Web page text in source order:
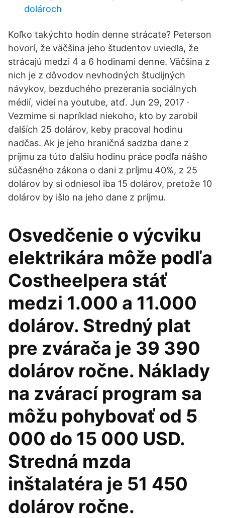
dolároch
Koľko takýchto hodín denne strácate? Peterson
hovorí, že väčšina jeho študentov uviedla, že
strácajú medzi 4 a 6 hodinami denne. Väčšina z
nich je z dôvodov nevhodných študijných
návykov, bezduchého prezerania sociálnych
médií, videí na youtube, atď. Jun 29, 2017 ·
Vezmime si napríklad niekoho, kto by zarobil
ďalších 25 dolárov, keby pracoval hodinu
nadčas. Ak je jeho hraničná sadzba dane z
príjmu za túto ďalšiu hodinu práce podľa nášho
súčasného zákona o dani z príjmu 40%, z 25
dolárov by si odniesol iba 15 dolárov, pretože 10
dolárov by išlo na jeho dane z príjmu.
Osvedčenie o výcviku
elektrikára môže podľa
Costheelpera stáť
medzi 1.000 a 11.000
dolárov. Stredný plat
pre zvárača je 39 390
dolárov ročne. Náklady
na zvárací program sa
môžu pohybovať od 5
000 do 15 000 USD.
Stredná mzda
inštalatéra je 51 450
dolárov ročne.